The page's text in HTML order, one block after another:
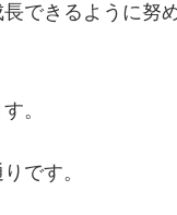
できるように努
。
です。